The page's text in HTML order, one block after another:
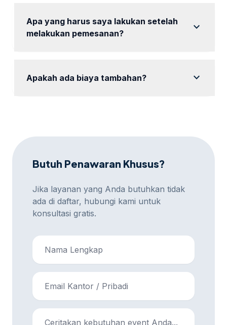
Apa yang harus saya lakukan setelah
melakukan pemesanan?
expand_more
Apakah ada biaya tambahan? expand_more
Butuh Penawaran Khusus?
Jika layanan yang Anda butuhkan tidak
ada di daftar, hubungi kami untuk
konsultasi gratis.